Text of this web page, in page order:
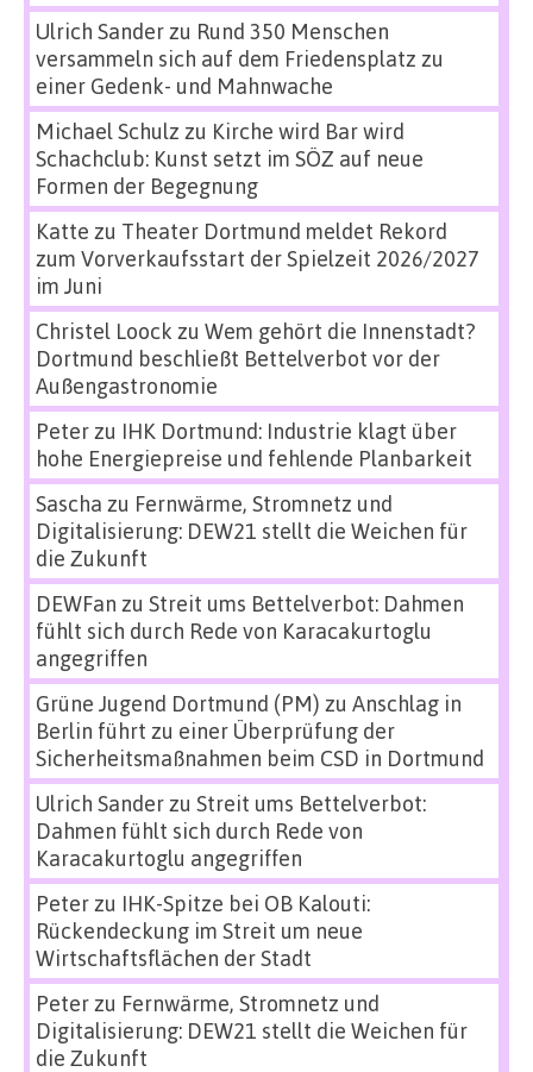
Ulrich Sanderzu Rund 350 Menschen
versammeln sich auf dem Friedensplatz zu
einer Gedenk- und Mahnwache
Michael Schulz zu Kirche wird Bar wird
Schachclub: Kunst setzt im SÖZ auf neue
Formen der Begegnung
Katte zu Theater Dortmund meldet Rekord
zum Vorverkaufsstart der Spielzeit 2026/2027
im Juni
Christel Loock zu Wem gehört die Innenstadt?
Dortmund beschließt Bettelverbot vor der
Außengastronomie
Peterzu IHK Dortmund: Industrie klagt über
hohe Energiepreise und fehlende Planbarkeit
Sascha zu Fernwärme, Stromnetz und
Digitalisierung: DEW21 stellt die Weichen für
die Zukunft
DEWFan zu Streit ums Bettelverbot: Dahmen
fühlt sich durch Rede von Karacakurtoglu
angegriffen
Grüne Jugend Dortmund (PM) zu Anschlag in
Berlin führt zu einer Überprüfung der
Sicherheitsmaßnahmen beim CSD in Dortmund
Ulrich Sanderzu Streit ums Bettelverbot:
Dahmen fühlt sich durch Rede von
Karacakurtoglu angegriffen
Peterzu IHK-Spitze bei OB Kalouti:
Rückendeckung im Streit um neue
Wirtschaftsflächen der Stadt
Peterzu Fernwärme, Stromnetz und
Digitalisierung: DEW21 stellt die Weichen für
die Zukunft